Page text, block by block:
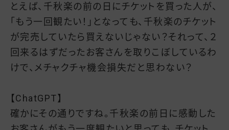
とえば、千秋楽の前の日にチケットを買った人が、
「もう一回観たい！」となっても、千秋楽のチケット
が完売していたら買えないじゃない？それって、２
回来るはずだったお客さんを取りこぼしているわ
けで、メチャクチャ機会損失だと思わない？
【ChatGPT】
確かにその通りですね。千秋楽の前日に感動した